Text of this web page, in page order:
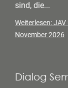
sind, die...
Weiterlesen:
November 2026
Dialog